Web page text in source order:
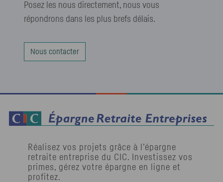
Posez les nous directement, nous vous
répondrons dans les plus brefs délais.
Nous contacter
Réalisez vos projets grâce à l’épargne
retraite entreprise du CIC. Investissez vos
primes, gérez votre épargne en ligne et
profitez.